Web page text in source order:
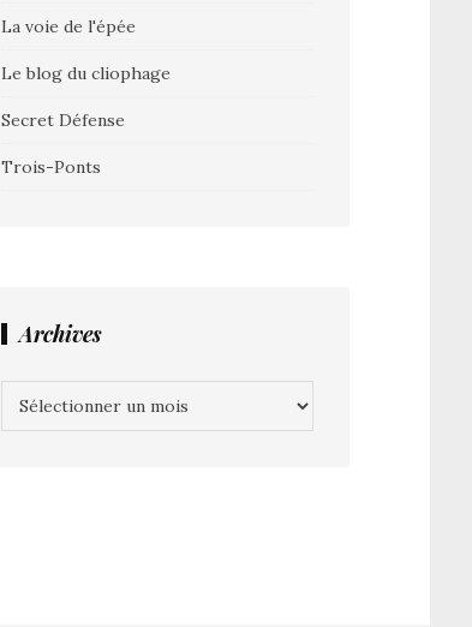
La voie de l'épée
Le blog du cliophage
Secret Défense
Trois-Ponts
Archives